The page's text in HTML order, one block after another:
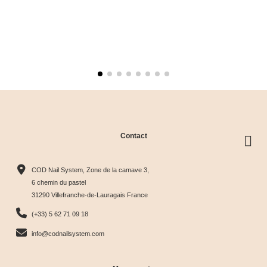
Contact
COD Nail System, Zone de la camave 3,
6 chemin du pastel
31290 Villefranche-de-Lauragais France
(+33) 5 62 71 09 18
info@codnailsystem.com